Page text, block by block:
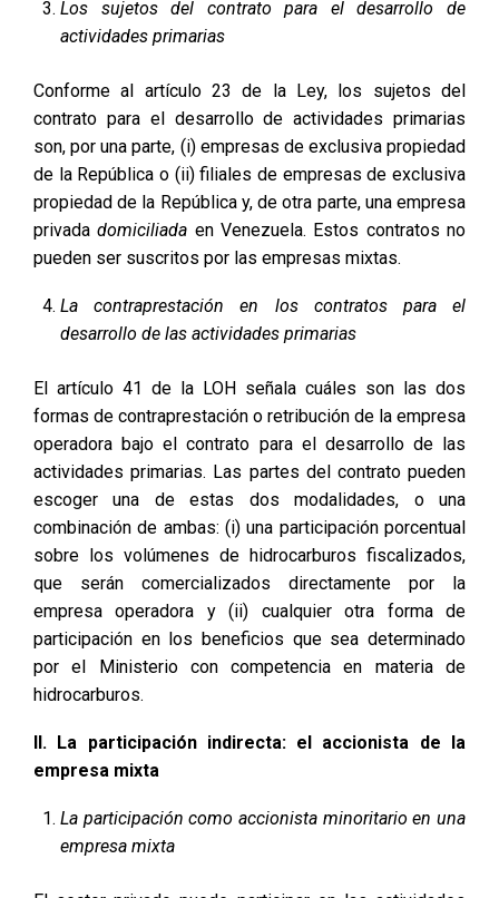
Los sujetos del contrato para el desarrollo de
actividades primarias
Conforme al artículo 23 de la Ley, los sujetos del
contrato para el desarrollo de actividades primarias
son, por una parte, (i) empresas de exclusiva propiedad
de la República o (ii) filiales de empresas de exclusiva
propiedad de la República y, de otra parte, una empresa
privadadomiciliada en Venezuela. Estos contratos no
pueden ser suscritos por las empresas mixtas.
La contraprestación en los contratos para el
desarrollo de las actividades primarias
El artículo 41 de la LOH señala cuáles son las dos
formas de contraprestación o retribución de la empresa
operadora bajo el contrato para el desarrollo de las
actividades primarias. Las partes del contrato pueden
escoger una de estas dos modalidades, o una
combinación de ambas: (i) una participación porcentual
sobre los volúmenes de hidrocarburos fiscalizados,
que serán comercializados directamente por la
empresa operadora y (ii) cualquier otra forma de
participación en los beneficios que sea determinado
por el Ministerio con competencia en materia de
hidrocarburos.
II. La participación indirecta: el accionista de la
empresa mixta
La participación como accionista minoritario en una
empresa mixta